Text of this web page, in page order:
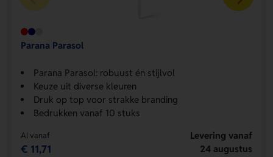
Parana Parasol
Parana Parasol: robuust én stijlvol
Keuze uit diverse kleuren
Druk op top voor strakke branding
Bedrukken vanaf 10 stuks
Al vanaf
€ 11,71
Levering vanaf
24 augustus